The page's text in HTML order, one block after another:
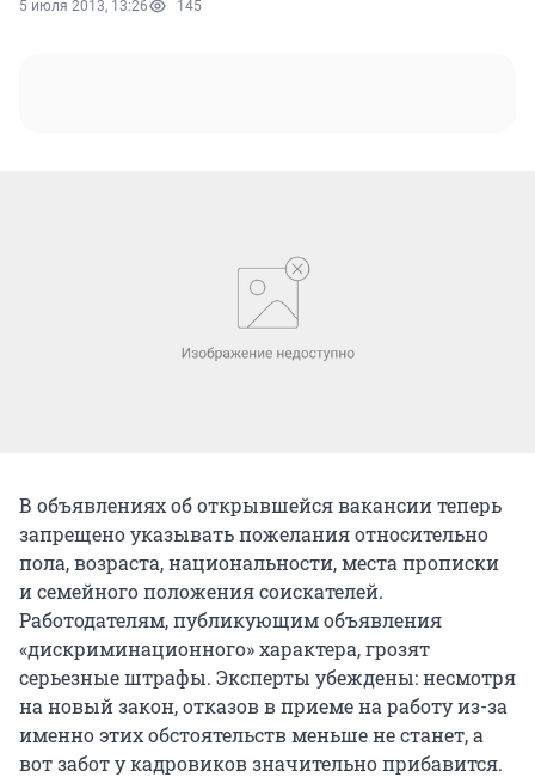
5 июля 2013, 13:26 145
В объявлениях об открывшейся вакансии теперь
запрещено указывать пожелания относительно
пола, возраста, национальности, места прописки
и семейного положения соискателей.
Работодателям, публикующим объявления
«дискриминационного» характера, грозят
серьезные штрафы. Эксперты убеждены: несмотря
на новый закон, отказов в приеме на работу из-за
именно этих обстоятельств меньше не станет, а
вот забот у кадровиков значительно прибавится.